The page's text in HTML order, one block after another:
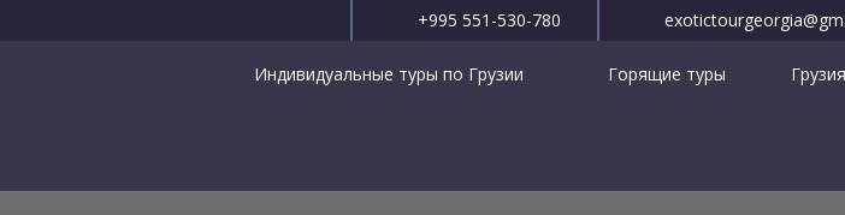
+995 551-530-780
Индивидуальные туры по Грузии Горящие туры Грузия